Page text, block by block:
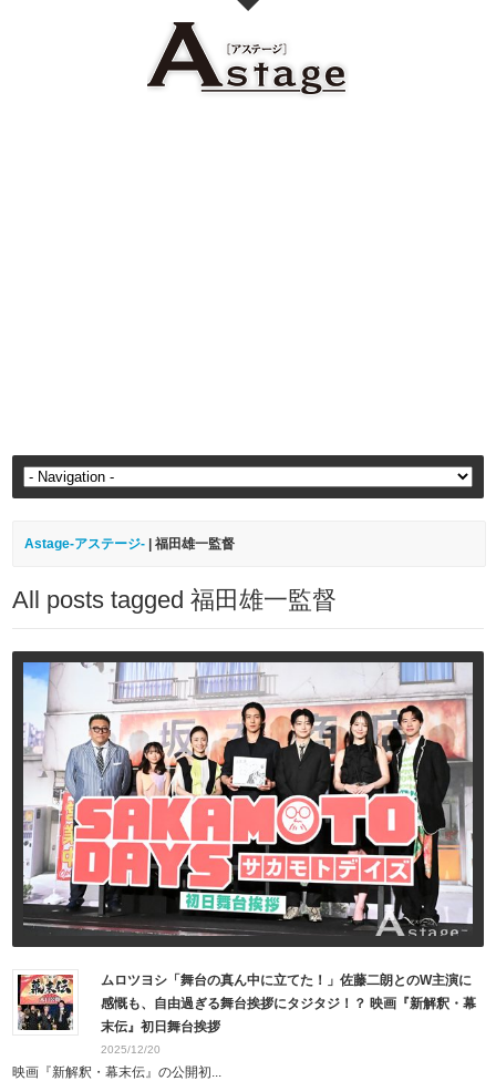
Astage-アステージ- |福田雄一監督
All posts tagged 福田雄一監督
ムロツヨシ「舞台の真ん中に立てた！」佐藤二朗とのW主演に
感慨も、自由過ぎる舞台挨拶にタジタジ！？ 映画『新解釈・幕
末伝』初日舞台挨拶
2025/12/20
映画『新解釈・幕末伝』の公開初...